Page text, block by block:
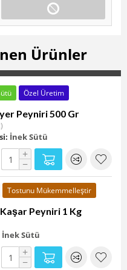
Ürünler
Özel Üretim
Peyniri 500 Gr
İnek Sütü
+
−
Tostunu Mükemmelleştir
Peyniri 1 Kg
İnek Sütü
+
−